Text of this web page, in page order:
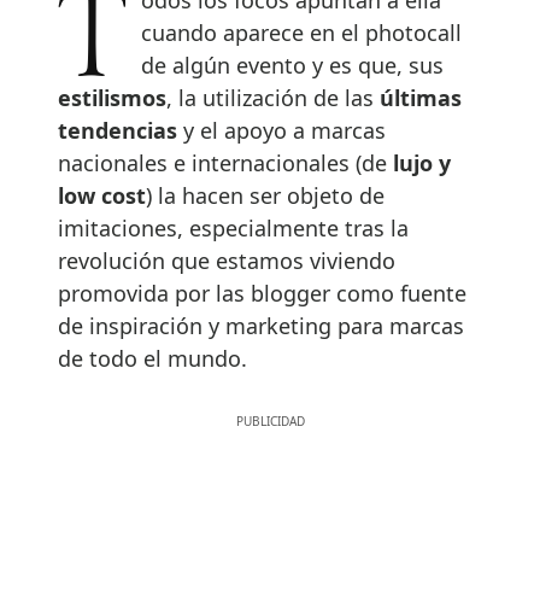
Todos los focos apuntan a ella cuando aparece en el photocall
de algún evento y es que, sus
estilismos, la utilización de las últimas
tendencias y el apoyo a marcas
nacionales e internacionales (de lujo y
low cost) la hacen ser objeto de
imitaciones, especialmente tras la
revolución que estamos viviendo
promovida por las blogger como fuente
de inspiración y marketing para marcas
de todo el mundo.